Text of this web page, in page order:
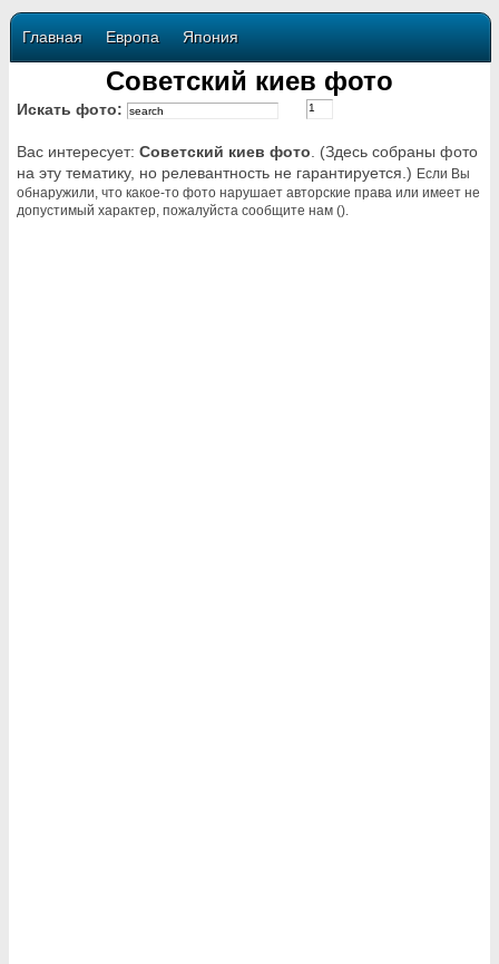
Главная Европа Япония
Советский киев фото
Искать фото:
Вас интересует: Советский киев фото . (Здесь собраны фото
на эту тематику, но релевантность не гарантируется.) Если Вы
обнаружили, что какое-то фото нарушает авторские права или имеет не
допустимый характер, пожалуйста сообщите нам ().